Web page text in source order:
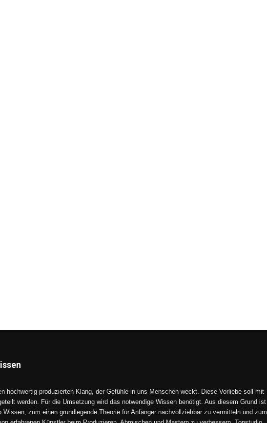
hochwertig produzierten Klang, der Gefühle in uns Menschen weckt. Diese Vorliebe soll mit
werden. Für die Umsetzung wird das notwendige Wissen benötigt. Aus diesem Grund ist
zum einen grundlegende Theorie für Anfänger nachvollziehbar zu vermitteln und zum